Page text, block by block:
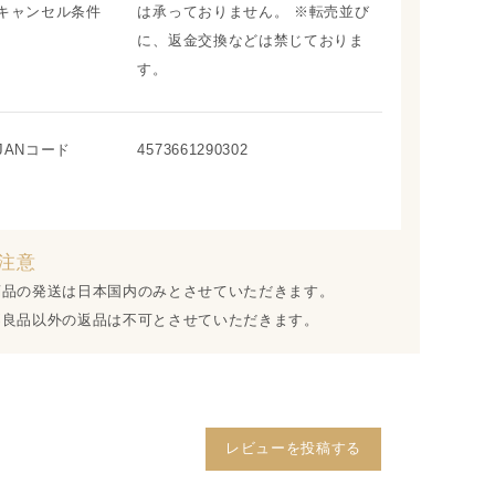
ャンセル条件
は承っておりません。 ※転売並び
に、返金交換などは禁じておりま
す。
コード 4573661290302
意
の発送は日本国内のみとさせていただきます。
品以外の返品は不可とさせていただきます。
レビューを投稿する